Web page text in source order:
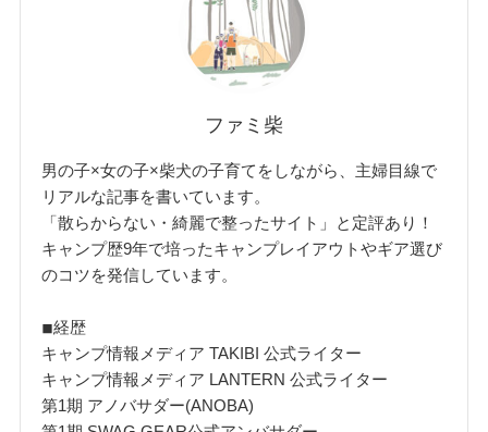
ファミ柴
男の子×女の子×柴犬の子育てをしながら、主婦目線で
リアルな記事を書いています。
「散らからない・綺麗で整ったサイト」と定評あり！
キャンプ歴9年で培ったキャンプレイアウトやギア選び
のコツを発信しています。
◾︎経歴
キャンプ情報メディア TAKIBI 公式ライター
キャンプ情報メディア LANTERN 公式ライター
第1期 アノバサダー(ANOBA)